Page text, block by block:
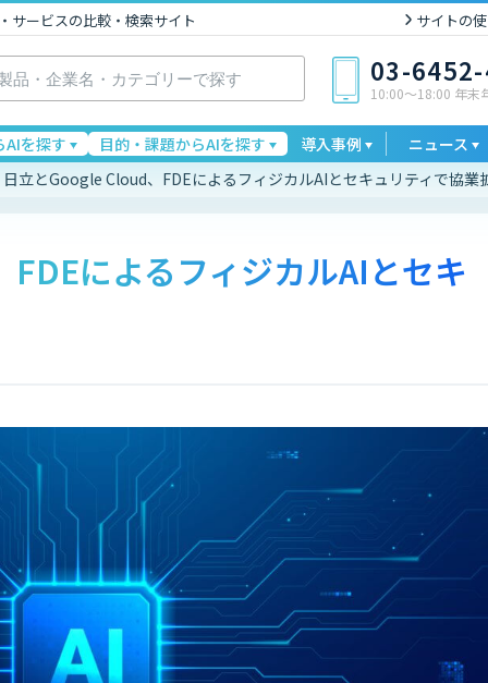
サービスの比較・検索サイト サイトの
03-
10:00〜18:00 年末
AIを探す 目的・課題からAIを探す 導入事例
ニュース
日立とGoogle Cloud、FDEによるフィジカルAIとセキュリティで協業
によるフィジカルAIとセキ